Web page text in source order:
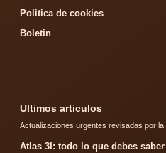
Politica de cookies
Boletin
Ultimos articulos
Actualizaciones urgentes revisadas por la
Atlas 3I: todo lo que debes